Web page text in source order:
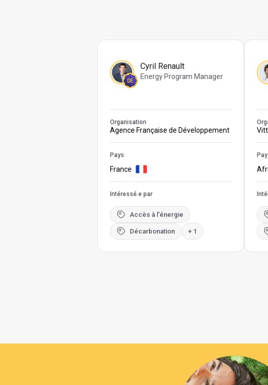
DE
Cyril Renault
Energy Program Manager
Organisation
Agence Française de Développement
Pays
France
Intéressé.e par
Accès à l'énergie
Décarbonation + 1